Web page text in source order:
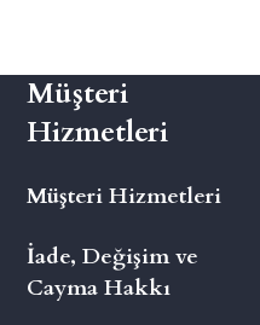
Müşteri
Hizmetleri
Müşteri Hizmetleri
İade, Değişim ve
Cayma Hakkı